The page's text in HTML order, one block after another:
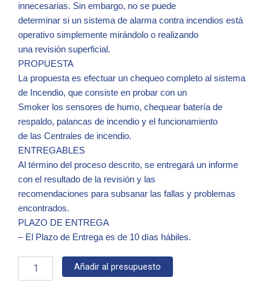
innecesarias. Sin embargo, no se puede
determinar si un sistema de alarma contra incendios está
operativo simplemente mirándolo o realizando
una revisión superficial.
PROPUESTA
La propuesta es efectuar un chequeo completo al sistema
de Incendio, que consiste en probar con un
Smoker los sensores de humo, chequear batería de
respaldo, palancas de incendio y el funcionamiento
de las Centrales de incendio.
ENTREGABLES
Al término del proceso descrito, se entregará un informe
con el resultado de la revisión y las
recomendaciones para subsanar las fallas y problemas
encontrados.
PLAZO DE ENTREGA
– El Plazo de Entrega es de 10 días hábiles.
alarmas
Añadir al presupuesto